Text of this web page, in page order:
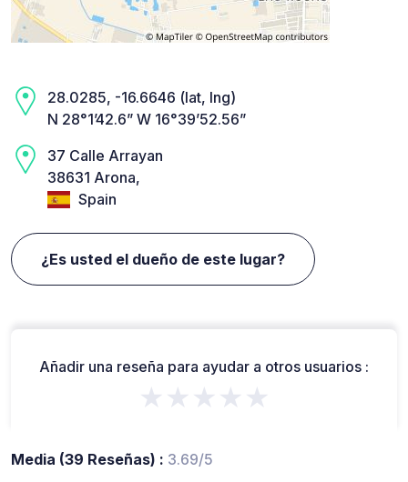
28.0285, -16.6646 (lat, lng)
N 28°1’42.6” W 16°39’52.56”
37 Calle Arrayan
38631 Arona,
Spain
¿Es usted el dueño de este lugar?
Añadir una reseña para ayudar a otros usuarios :
★★★★★
Media (39 Reseñas) : 3.69/5